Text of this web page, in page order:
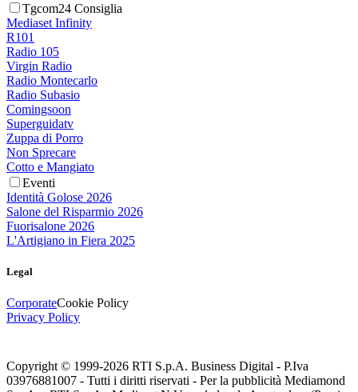
Tgcom24 Consiglia
Mediaset Infinity
R101
Radio 105
Virgin Radio
Radio Montecarlo
Radio Subasio
Comingsoon
Superguidatv
Zuppa di Porro
Non Sprecare
Cotto e Mangiato
Eventi
Identità Golose 2026
Salone del Risparmio 2026
Fuorisalone 2026
L'Artigiano in Fiera 2025
Legal
CorporateCookie Policy
Privacy Policy
Copyright © 1999-2026 RTI S.p.A. Business Digital - P.Iva
03976881007 - Tutti i diritti riservati - Per la pubblicità Mediamond